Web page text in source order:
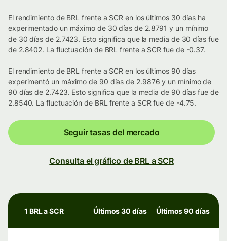
El rendimiento de BRL frente a SCR en los últimos 30 días ha
experimentado un máximo de 30 días de 2.8791 y un mínimo
de 30 días de 2.7423. Esto significa que la media de 30 días fue
de 2.8402. La fluctuación de BRL frente a SCR fue de -0.37.
El rendimiento de BRL frente a SCR en los últimos 90 días
experimentó un máximo de 90 días de 2.9876 y un mínimo de
90 días de 2.7423. Esto significa que la media de 90 días fue de
2.8540. La fluctuación de BRL frente a SCR fue de -4.75.
Seguir tasas del mercado
Consulta el gráfico de BRL a SCR
1 BRL a SCR Últimos 30 días Últimos 90 días